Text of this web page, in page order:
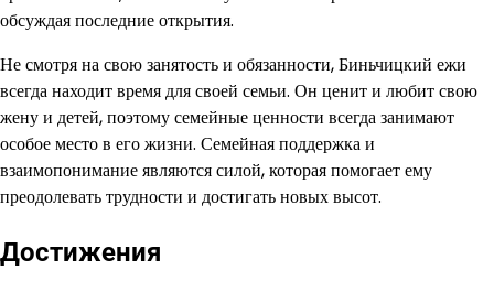
обсуждая последние открытия.
Не смотря на свою занятость и обязанности, Биньчицкий ежи
всегда находит время для своей семьи. Он ценит и любит свою
жену и детей, поэтому семейные ценности всегда занимают
особое место в его жизни. Семейная поддержка и
взаимопонимание являются силой, которая помогает ему
преодолевать трудности и достигать новых высот.
Достижения